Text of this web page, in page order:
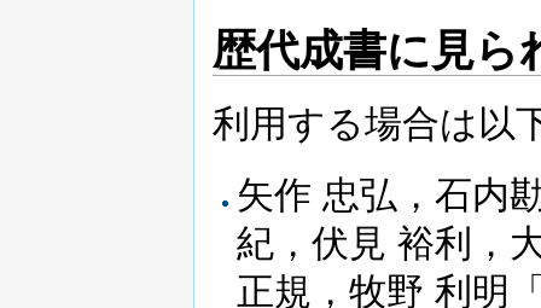
歴代成書に見ら
利用する場合は以
矢作 忠弘，石内
紀，伏見 裕利，
正規，牧野 利明